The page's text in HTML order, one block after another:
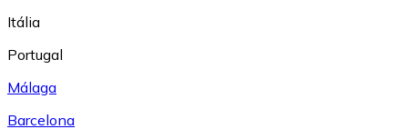
Itália
Portugal
Málaga
Barcelona